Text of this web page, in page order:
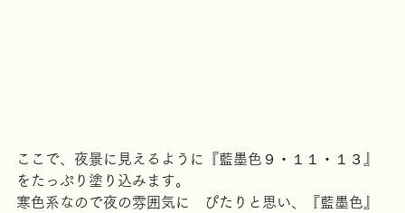
ここで、夜景に見えるように『藍墨色９・１１・１３』
をたっぷり塗り込みます。